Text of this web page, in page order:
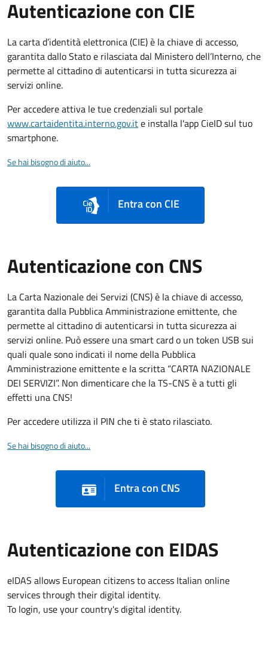
Autenticazione con CIE
La carta d’identità elettronica (CIE) è la chiave di accesso,
garantita dallo Stato e rilasciata dal Ministero dell’Interno, che
permette al cittadino di autenticarsi in tutta sicurezza ai
servizi online.
Per accedere attiva le tue credenziali sul portale
www.cartaidentita.interno.gov.ite installa l'app CieID sul tuo
smartphone.
Se hai bisogno di aiuto...
Entra con CIE
Autenticazione con CNS
La Carta Nazionale dei Servizi (CNS) è la chiave di accesso,
garantita dalla Pubblica Amministrazione emittente, che
permette al cittadino di autenticarsi in tutta sicurezza ai
servizi online. Può essere una smart card o un token USB sui
quali quale sono indicati il nome della Pubblica
Amministrazione emittente e la scritta “CARTA NAZIONALE
DEI SERVIZI”. Non dimenticare che la TS-CNS è a tutti gli
effetti una CNS!
Per accedere utilizza il PIN che ti è stato rilasciato.
Se hai bisogno di aiuto...
Entra con CNS
Autenticazione con EIDAS
eIDAS allows European citizens to access Italian online
services through their digital identity.
To login, use your country's digital identity.